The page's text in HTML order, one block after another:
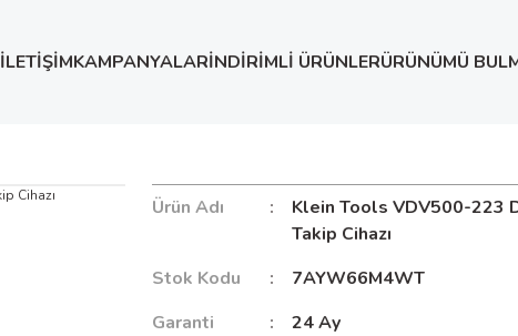
İLETİŞİMKAMPANYALARİNDİRİMLİ ÜRÜNLERÜRÜNÜMÜ BUL
Ürün Adı
Klein Tools VDV500-223
Takip Cihazı
Stok Kodu
7AYW66M4WT
Garanti
24 Ay